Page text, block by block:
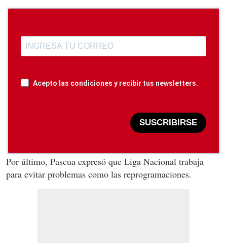
Acepto las condiciones y recibir tus newsletters.
SUSCRIBIRSE
Por último, Pascua expresó que Liga Nacional trabaja
para evitar problemas como las reprogramaciones.